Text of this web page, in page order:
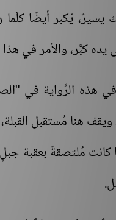
يُكبر أيضًا
كبَّر، والأمر في
هذه الرِّواية في
ويقف هنا مُستقبل
كانت مُلتصقةً بعقبة